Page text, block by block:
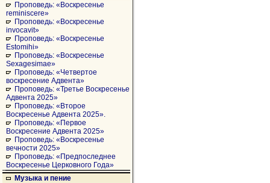
Проповедь: «Воскресенье
reminiscere»
Проповедь: «Воскресенье
invocavit»
Проповедь: «Воскресенье
Estomihi»
Проповедь: «Воскресенье
Sexagesimae»
Проповедь: «Четвертое
воскресение Адвента»
Проповедь: «Третье Воскресенье
Адвента 2025»
Проповедь: «Второе
Воскресенье Адвента 2025».
Проповедь: «Первое
Воскресение Адвента 2025»
Проповедь: «Воскресенье
вечности 2025»
Проповедь: «Предпоследнее
Воскресенье Церковного Года»
Музыка и пение